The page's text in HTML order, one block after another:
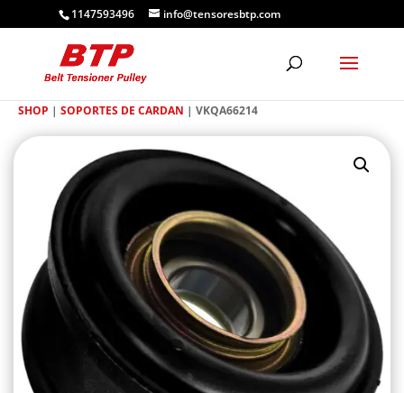
1147593496 info@tensoresbtp.com
SHOP | SOPORTES DE CARDAN | VKQA66214